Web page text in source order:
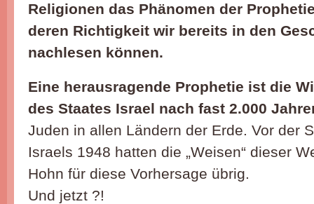
Religionen das Phänomen der
deren Richtigkeit wir bereits in den
nachlesen können.
Eine herausragende Prophetie ist die
des Staates Israel nach fast 2.000
Juden in allen Ländern der Erde. Vor der
Israels 1948 hatten die „Weisen“ dieser
Hohn für diese Vorhersage übrig.
Und jetzt ?!